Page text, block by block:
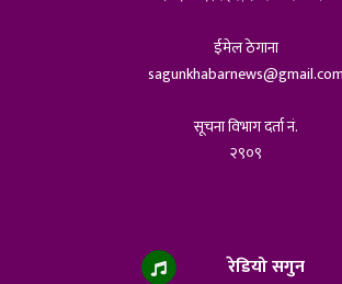
ईमेल ठेगाना
sagunkhabarnews@gmail.com
सूचना विभाग दर्ता नं.
२९०९
रेडियो सगुन